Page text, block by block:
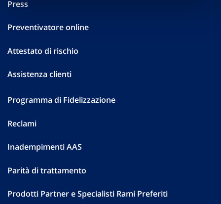
Press
Preventivatore online
Attestato di rischio
Assistenza clienti
Programma di Fidelizzazione
Reclami
Inadempimenti AAS
Parità di trattamento
Prodotti Partner e Specialisti Rami Preferiti